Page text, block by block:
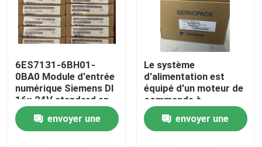
Demandez une citation
Servomoteur industriel
Commandes servo industrielles
6ES7131-6BH01-
0BA0 Module d'entrée
numérique Siemens DI
16x 24V standard en
courant continu
envoyer une
Le système
d'alimentation est
équipé d'un moteur de
commande à
commande
automatique.
envoyer une